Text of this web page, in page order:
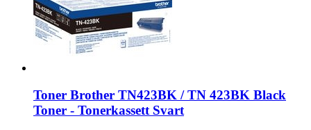
Toner Brother TN423BK / TN 423BK Black
Toner - Tonerkassett Svart